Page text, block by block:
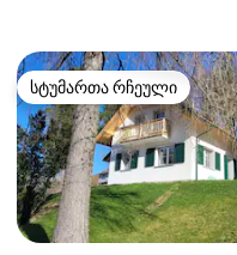
სტუმართა რჩეული
სტუმართა რჩეული